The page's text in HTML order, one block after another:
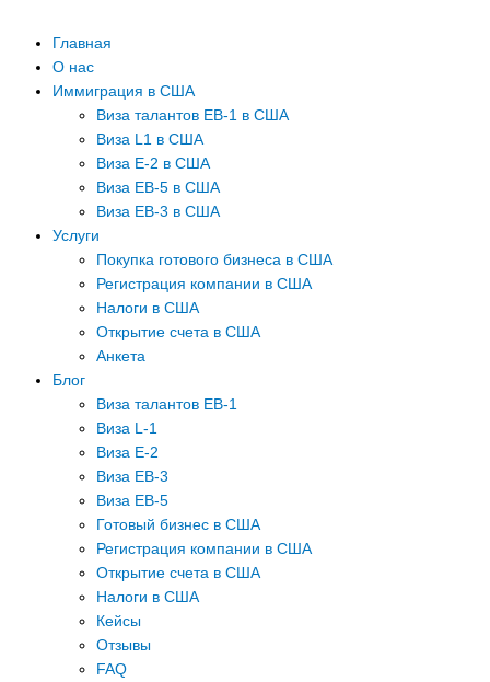
Главная
О нас
Иммиграция в США
Виза талантов EB-1 в США
Виза L1 в США
Виза E-2 в США
Виза EB-5 в США
Виза EB-3 в США
Услуги
Покупка готового бизнеса в США
Регистрация компании в США
Налоги в США
Открытие счета в США
Анкета
Блог
Виза талантов EB-1
Виза L-1
Виза E-2
Виза EB-3
Виза EB-5
Готовый бизнес в США
Регистрация компании в США
Открытие счета в США
Налоги в США
Кейсы
Отзывы
FAQ